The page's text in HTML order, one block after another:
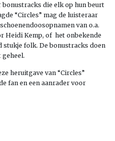
die elk op hun beurt
“Circles” mag de luisteraar
van o.a.
Heidi Kemp, of het onbekende
stukje folk. De bonustracks doen
geheel.
heruitgave van “Circles”
fan en een aanrader voor